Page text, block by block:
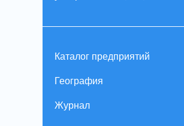
Каталог предприятий
География
Журнал